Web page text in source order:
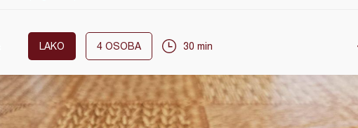
LAKO 4 OSOBA 30 min